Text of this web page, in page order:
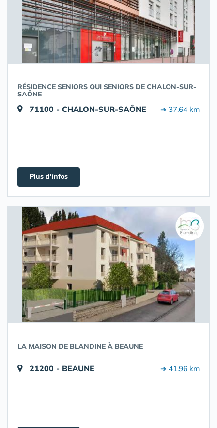
RÉSIDENCE SENIORS OUI SENIORS DE CHALON-SUR-
SAÔNE
71100 - CHALON-SUR-SAÔNE ➔ 37.64 km
Plus d'infos
LA MAISON DE BLANDINE À BEAUNE
21200 - BEAUNE ➔ 41.96 km